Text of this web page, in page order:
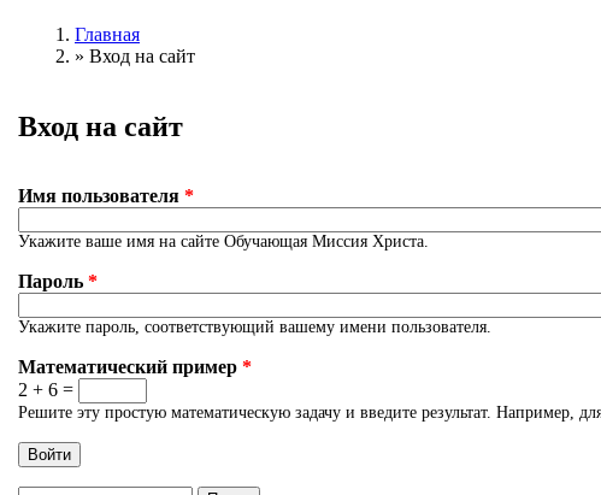
Главная
» Вход на сайт
Вход на сайт
Имя пользователя *
Укажите ваше имя на сайте Обучающая Миссия Христа.
Пароль *
Укажите пароль, соответствующий вашему имени пользователя.
Математический пример *
2 + 6 =
Решите эту простую математическую задачу и введите результат. Например,